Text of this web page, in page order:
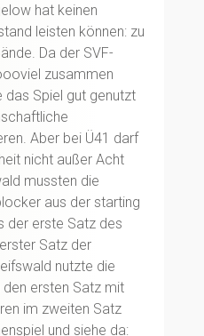
hat keinen
leisten können: zu
Da der SVF-
zusammen
das Spiel gut genutzt
Aber bei Ü41 darf
nicht außer Acht
mussten die
aus der starting
der erste Satz des
Satz der
nutzte die
ersten Satz mit
im zweiten Satz
und siehe da: